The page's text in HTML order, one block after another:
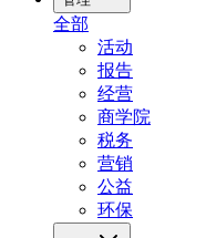
全部
活动
报告
经营
商学院
税务
营销
公益
环保